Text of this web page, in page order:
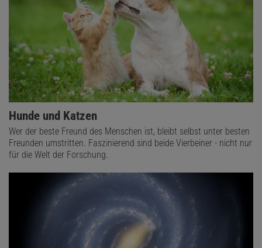
Hunde und Katzen
Wer der beste Freund des Menschen ist, bleibt selbst unter besten
Freunden umstritten. Faszinierend sind beide Vierbeiner - nicht nur
für die Welt der Forschung.